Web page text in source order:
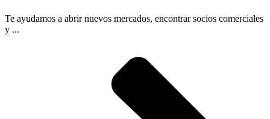
Te ayudamos a abrir nuevos mercados, encontrar socios comerciales
y ...